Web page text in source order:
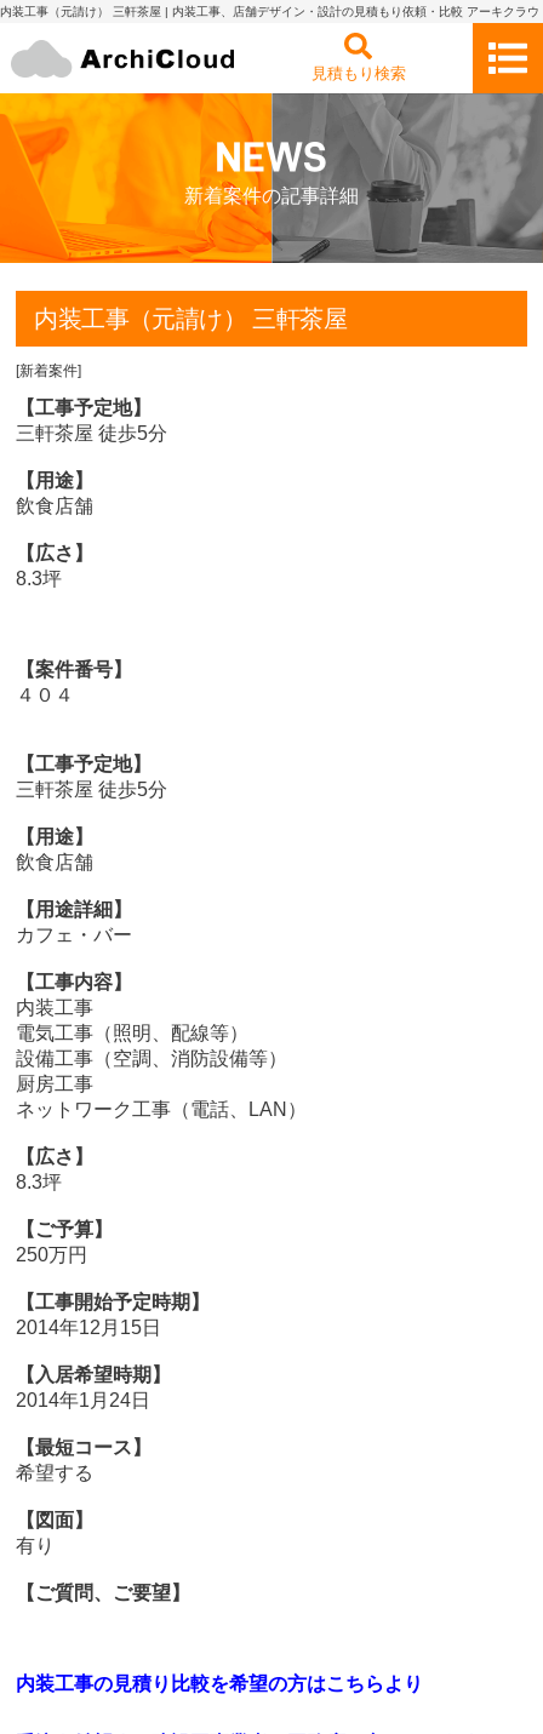
内装工事（元請け） 三軒茶屋 | 内装工事、店舗デザイン・設計の見積もり依頼・比較 アーキクラウ
見積もり検索
新着案件の記事詳細
内装工事（元請け） 三軒茶屋
[新着案件]
【工事予定地】
三軒茶屋 徒歩5分
【用途】
飲食店舗
【広さ】
8.3坪
【案件番号】
４０４
【工事予定地】
三軒茶屋 徒歩5分
【用途】
飲食店舗
【用途詳細】
カフェ・バー
【工事内容】
内装工事
電気工事（照明、配線等）
設備工事（空調、消防設備等）
厨房工事
ネットワーク工事（電話、LAN）
【広さ】
8.3坪
【ご予算】
250万円
【工事開始予定時期】
2014年12月15日
【入居希望時期】
2014年1月24日
【最短コース】
希望する
【図面】
有り
【ご質問、ご要望】
内装工事の見積り比較を希望の方はこちらより